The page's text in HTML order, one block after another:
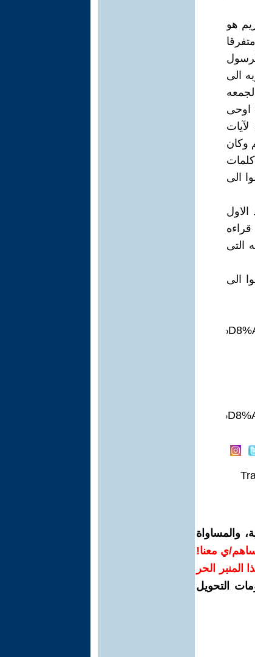
هو
الى
اوحى
وكان
الى
التى
الى
والمساواة
ي معنا!
المنبر الحر
التحويل